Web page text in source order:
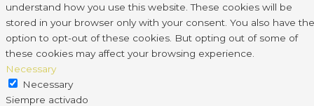
understand how you use this website. These cookies will be
stored in your browser only with your consent. You also have the
option to opt-out of these cookies. But opting out of some of
these cookies may affect your browsing experience.
Necessary
Necessary
Siempre activado